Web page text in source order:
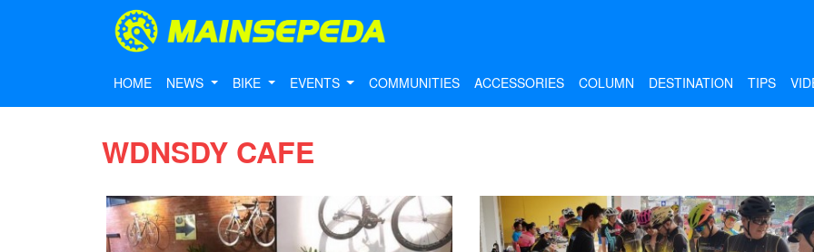
HOME NEWS BIKE EVENTS COMMUNITIES ACCESSORIES COLUMN DESTINATION TIPS
WDNSDY CAFE